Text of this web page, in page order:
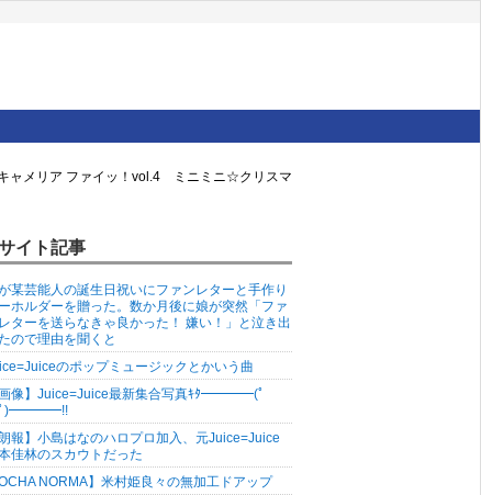
ャメリア ファイッ！vol.4 ミニミニ☆クリスマ
イト記事
某芸能人の誕生日祝いにファンレターと手作り
ホルダーを贈った。数か月後に娘が突然「ファ
ターを送らなきゃ良かった！ 嫌い！」と泣き出
ので理由を聞くと
のポップミュージックとかいう曲
画像】Juice=Juice最新集合写真ｷﾀ━━━━(ﾟ
)━━━━!!
朗報】小島はなのハロプロ加入、元Juice=Juice
佳林のスカウトだった
OCHA NORMA】米村姫良々の無加工ドアップ